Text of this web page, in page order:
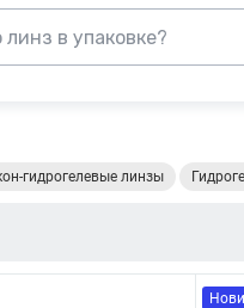
линз в упаковке?
гидрогелевые линзы